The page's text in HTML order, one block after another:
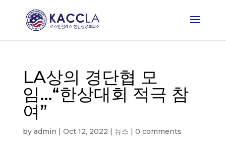
LA상의 경단협 모
임…“한상대회 적극 참
여”
by admin | Oct 12, 2022 | 뉴스 | 0 comments